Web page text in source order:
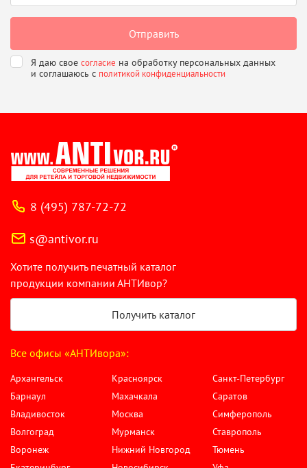
Я даю свое согласие на обработку персональных данных
и соглашаюсь с политикой конфиденциальности
8 (495) 787-72-72
s@antivor.ru
Хотите получить печатный каталог
продукции компании АНТИвор?
Получить каталог
Все офисы «АНТИвора»:
Архангельск
Барнаул
Владивосток
Волгоград
Воронеж
Красноярск
Махачкала
Москва
Мурманск
Нижний Новгород
Санкт-Петербург
Саратов
Симферополь
Ставрополь
Тюмень